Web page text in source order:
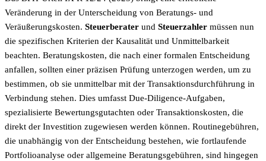
Veränderung in der Unterscheidung von Beratungs- und
Veräußerungskosten. Steuerberater und Steuerzahler müssen nun
die spezifischen Kriterien der Kausalität und Unmittelbarkeit
beachten. Beratungskosten, die nach einer formalen Entscheidung
anfallen, sollten einer präzisen Prüfung unterzogen werden, um zu
bestimmen, ob sie unmittelbar mit der Transaktionsdurchführung in
Verbindung stehen. Dies umfasst Due-Diligence-Aufgaben,
spezialisierte Bewertungsgutachten oder Transaktionskosten, die
direkt der Investition zugewiesen werden können. Routinegebühren,
die unabhängig von der Entscheidung bestehen, wie fortlaufende
Portfolioanalyse oder allgemeine Beratungsgebühren, sind hingegen